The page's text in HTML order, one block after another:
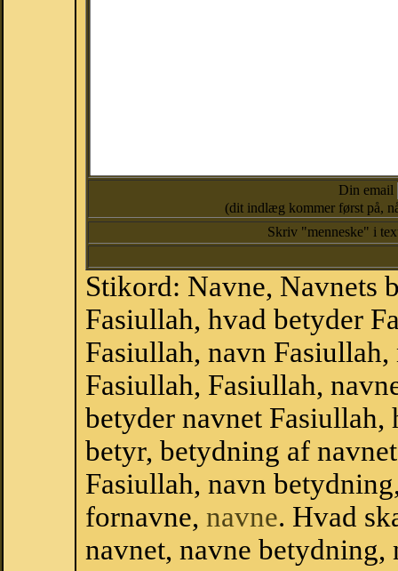
Din email
(dit indlæg kommer først på,
Skriv "menneske" i
Stikord: Navne, Navnets
Fasiullah, hvad betyder
Fasiullah, navn
Fasiullah, Fasiullah,
betyder navnet
betyr, betydning af
Fasiullah, navn
fornavne, navne. Hvad
navnet, navne